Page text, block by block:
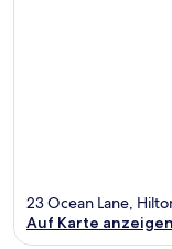
23 Ocean Lane,
Auf Karte anzeigen